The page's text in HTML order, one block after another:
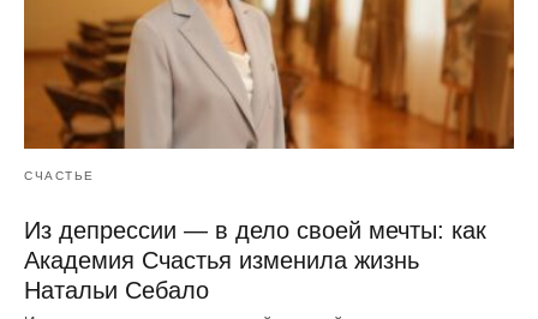
СЧАСТЬЕ
Из депрессии — в дело своей мечты: как
Академия Счастья изменила жизнь
Натальи Себало